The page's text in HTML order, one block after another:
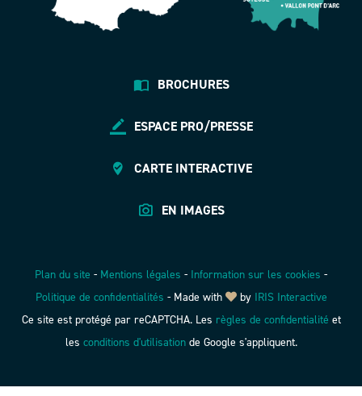
BROCHURES
ESPACE PRO/PRESSE
CARTE INTERACTIVE
EN IMAGES
Plan du site - Mentions légales - Information sur les cookies -
Politique de confidentialités -Made with by IRIS Interactive
Ce site est protégé par reCAPTCHA. Les règles de confidentialité et
les conditions d'utilisationde Google s'appliquent.